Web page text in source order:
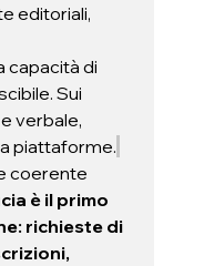
editoriali,
capacità di
Sui
verbale,
piattaforme.
coerente
è il primo
richieste di